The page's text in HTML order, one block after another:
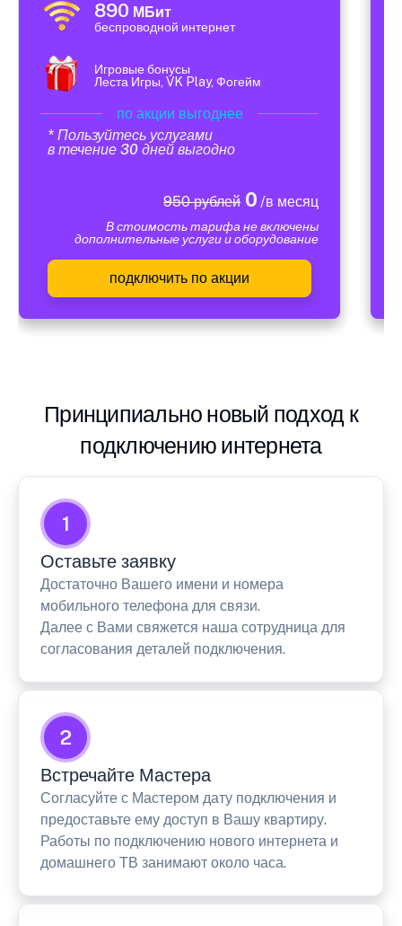
890 МБит
беспроводной интернет
Игровые бонусы
Леста Игры, VK Play, Фогейм
по акции выгоднее
* Пользуйтесь услугами
в течение 30 дней выгодно
950 рублей0 /в месяц
В стоимость тарифа не включены
дополнительные услуги и оборудование
подключить по акции
Принципиально новый подход к
подключению интернета
1
Оставьте заявку
Достаточно Вашего имени и номера
мобильного телефона для связи.
Далее с Вами свяжется наша сотрудница для
согласования деталей подключения.
2
Встречайте Мастера
Согласуйте с Мастером дату подключения и
предоставьте ему доступ в Вашу квартиру.
Работы по подключению нового интернета и
домашнего ТВ занимают около часа.